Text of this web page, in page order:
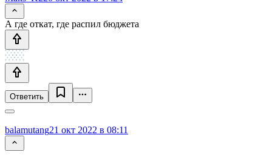
А где откат, где распил бюджета
Ответить
balamutang21 окт 2022 в 08:11